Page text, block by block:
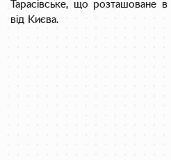
Тарасівське, що розташоване в
від Києва.